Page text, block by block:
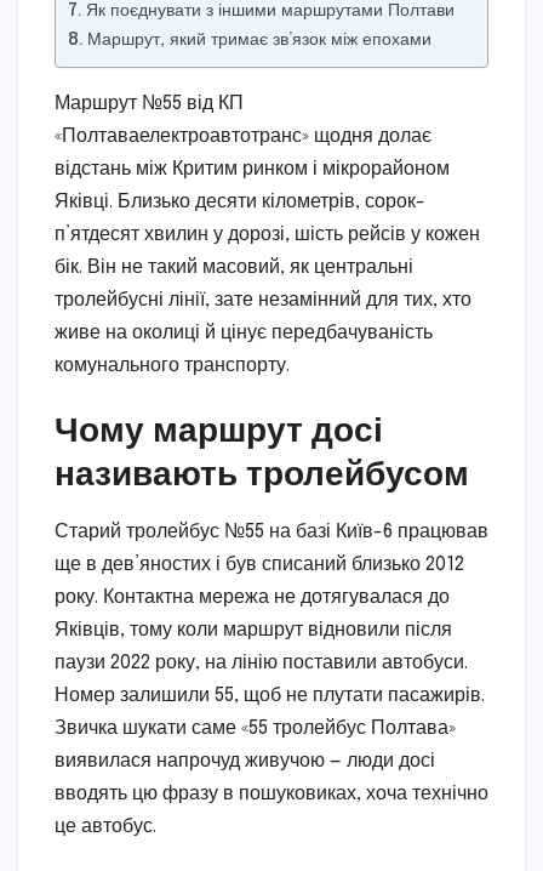
Як поєднувати з іншими маршрутами Полтави
Маршрут, який тримає зв’язок між епохами
Маршрут №55 від КП
«Полтаваелектроавтотранс» щодня долає
відстань між Критим ринком і мікрорайоном
Яківці. Близько десяти кілометрів, сорок-
п’ятдесят хвилин у дорозі, шість рейсів у кожен
бік. Він не такий масовий, як центральні
тролейбусні лінії, зате незамінний для тих, хто
живе на околиці й цінує передбачуваність
комунального транспорту.
Чому маршрут досі
називають тролейбусом
Старий тролейбус №55 на базі Київ-6 працював
ще в дев’яностих і був списаний близько 2012
року. Контактна мережа не дотягувалася до
Яківців, тому коли маршрут відновили після
паузи 2022 року, на лінію поставили автобуси.
Номер залишили 55, щоб не плутати пасажирів.
Звичка шукати саме «55 тролейбус Полтава»
виявилася напрочуд живучою — люди досі
вводять цю фразу в пошуковиках, хоча технічно
це автобус.